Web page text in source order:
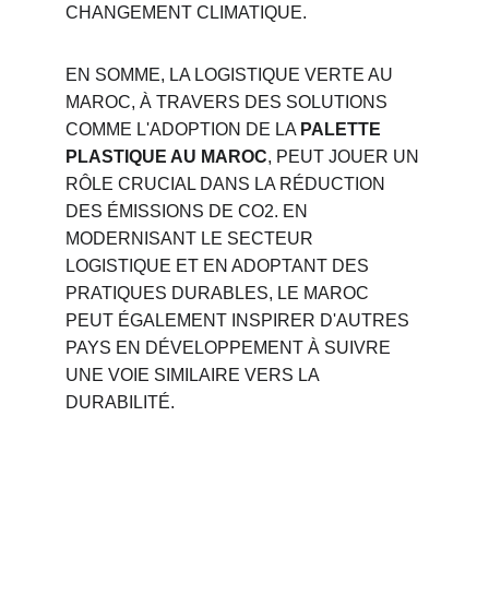
CHANGEMENT CLIMATIQUE.
EN SOMME, LA LOGISTIQUE VERTE AU
MAROC, À TRAVERS DES SOLUTIONS
COMME L'ADOPTION DE LA PALETTE
PLASTIQUE AU MAROC, PEUT JOUER UN
RÔLE CRUCIAL DANS LA RÉDUCTION
DES ÉMISSIONS DE CO2. EN
MODERNISANT LE SECTEUR
LOGISTIQUE ET EN ADOPTANT DES
PRATIQUES DURABLES, LE MAROC
PEUT ÉGALEMENT INSPIRER D'AUTRES
PAYS EN DÉVELOPPEMENT À SUIVRE
UNE VOIE SIMILAIRE VERS LA
DURABILITÉ.